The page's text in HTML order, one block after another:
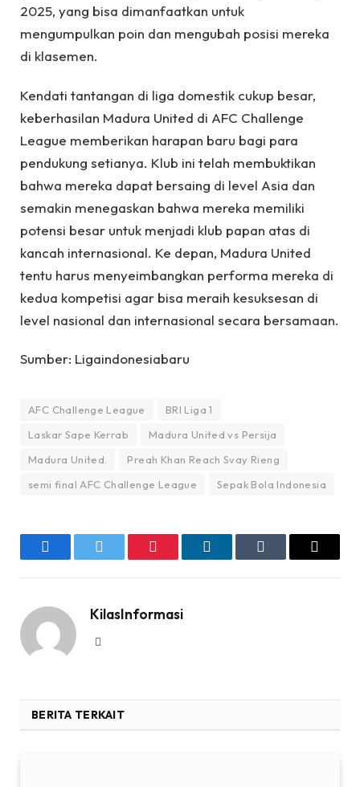
2025, yang bisa dimanfaatkan untuk
mengumpulkan poin dan mengubah posisi mereka
di klasemen.
Kendati tantangan di liga domestik cukup besar,
keberhasilan Madura United di AFC Challenge
League memberikan harapan baru bagi para
pendukung setianya. Klub ini telah membuktikan
bahwa mereka dapat bersaing di level Asia dan
semakin menegaskan bahwa mereka memiliki
potensi besar untuk menjadi klub papan atas di
kancah internasional. Ke depan, Madura United
tentu harus menyeimbangkan performa mereka di
kedua kompetisi agar bisa meraih kesuksesan di
level nasional dan internasional secara bersamaan.
Sumber: Ligaindonesiabaru
AFC Challenge League
BRI Liga 1
Laskar Sape Kerrab
Madura United vs Persija
Madura United.
Preah Khan Reach Svay Rieng
semi final AFC Challenge League
Sepak Bola Indonesia
FacebookTwitter Pinterest LinkedInTumblr Email
KilasInformasi
BERITA TERKAIT